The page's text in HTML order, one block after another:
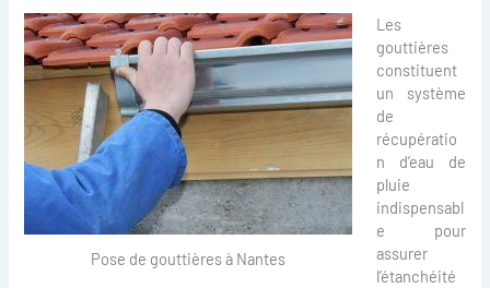
Pose de gouttières à Nantes
Les
gouttières
constituent
un système
de
récupératio
n d’eau de
pluie
indispensabl
e pour
assurer
l’étanchéité